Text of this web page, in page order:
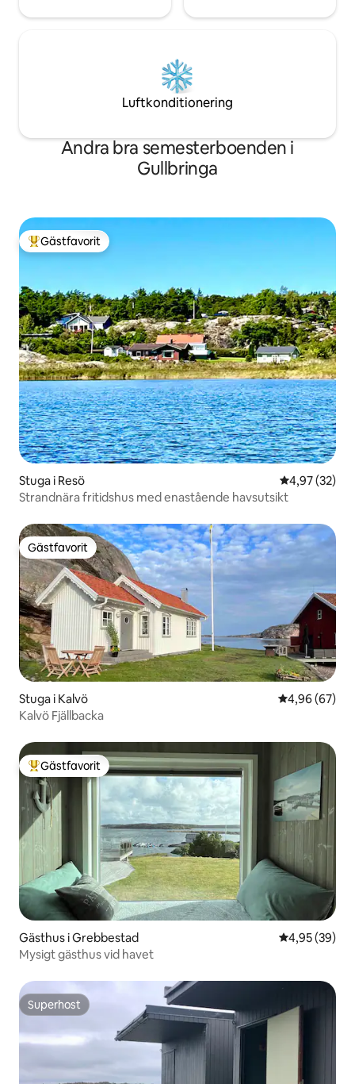
Luftkonditionering
Andra bra semesterboenden i
Gullbringa
Populär gästfavorit
Gästfavorit
Stuga i Resö 4,97 av 5 i
4,97 (32)
Strandnära fritidshus med enastående havsutsikt
Gästfavorit
Gästfavorit
Stuga i Kalvö 4,96 av 5 i
4,96 (67)
Kalvö Fjällbacka
Populär gästfavorit
Gästfavorit
Gästhus i Grebbestad 4,95 av 5 i
4,95 (39)
Mysigt gästhus vid havet
Superhost
Superhost